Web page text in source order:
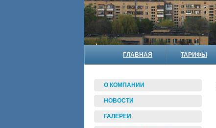
ГЛАВНАЯ ТАРИФЫ
О КОМПАНИИ
НОВОСТИ
ГАЛЕРЕИ